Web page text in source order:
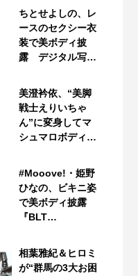
ちとせよしの、レ
ースのセクシー衣
装で美ボディ披
露 デジタル写…
美澄衿依、“美脚
戦士えりいちゃ
ん”に変身してマ
シュマロボディ…
#Mooove!・姫野
ひなの、ビキニ姿
で美ボディ披露
『BLT…
相葉雅紀＆ヒロミ
が“群馬の3大お困